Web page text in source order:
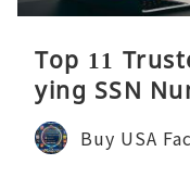
Top 11
ying SSN
Buy USA